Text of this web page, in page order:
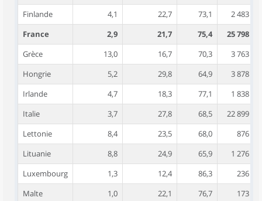
Finlande
4,1 22,7 73,1
2 483
France
2,9 21,7 75,4
25 798
Grèce
13,0 16,7 70,3
3 763
Hongrie
5,2 29,8 64,9
3 878
Irlande
4,7 18,3 77,1
1 838
Italie
3,7 27,8 68,5
22 899
Lettonie
8,4 23,5 68,0
876
Lituanie
8,8 24,9 65,9
1 276
Luxembourg
1,3 12,4 86,3
236
Malte
1,0 22,1 76,7
173